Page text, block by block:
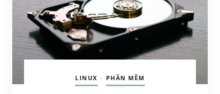
LINUX • PHẦN MỀM